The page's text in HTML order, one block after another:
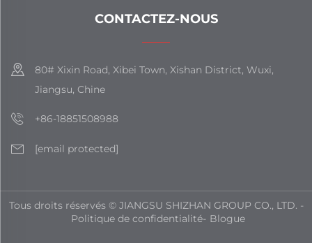
CONTACTEZ-NOUS
80# Xixin Road, Xibei Town, Xishan District, Wuxi,
Jiangsu, Chine
+86-18851508988
[email protected]
Tous droits réservés © JIANGSU SHIZHAN GROUP CO., LTD. -
Politique de confidentialité- Blogue